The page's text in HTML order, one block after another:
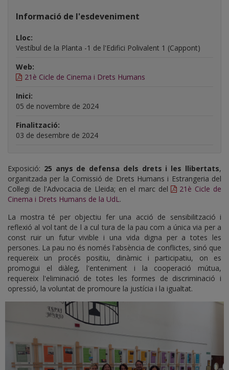
Informació de l'esdeveniment
Lloc:
Vestíbul de la Planta -1 de l'Edifici Polivalent 1 (Cappont)
Web:
21è Cicle de Cinema i Drets Humans
Inici:
05 de novembre de 2024
Finalització:
03 de desembre de 2024
Exposició: 25 anys de defensa dels drets i les llibertats,
organitzada per la Comissió de Drets Humans i Estrangeria del
Col·legi de l'Advocacia de Lleida; en el marc del
21è Cicle de
Cinema i Drets Humans de la UdL .
La mostra té per objectiu fer una acció de sensibilització i
reflexió al vol tant de l a cul tura de la pau com a única via per a
const ruir un futur vivible i una vida digna per a totes les
persones. La pau no és només l'absència de conflictes, sinó que
requereix un procés positiu, dinàmic i participatiu, on es
promogui el diàleg, l'enteniment i la cooperació mútua,
requereix l'eliminació de totes les formes de discriminació i
opressió, la voluntat de promoure la justícia i la igualtat.